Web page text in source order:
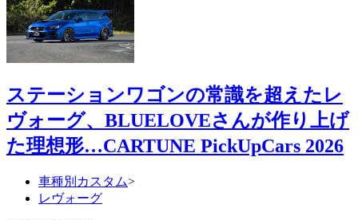
ステーションワゴンの常識を超えたレ
ヴォーグ、BLUELOVEさんが作り上げ
た理想形…CARTUNE PickUpCars 2026
車種別カスタム>
レヴォーグ